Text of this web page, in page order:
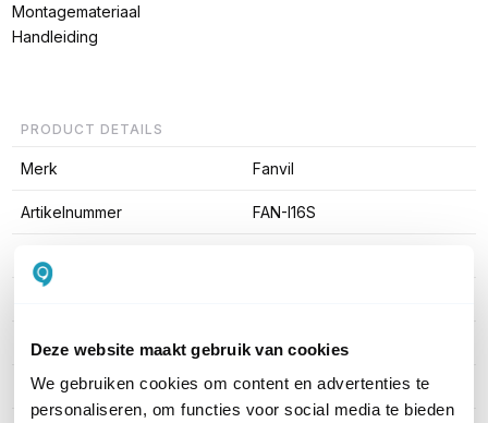
Deze website maakt gebruik van cookies
We gebruiken cookies om content en advertenties te
personaliseren, om functies voor social media te bieden
Montagemateriaal
Handleiding
PRODUCT DETAILS
Merk Fanvil
Artikelnummer FAN-I16S
Aantal knoppen 1
Kaartlezer Nee